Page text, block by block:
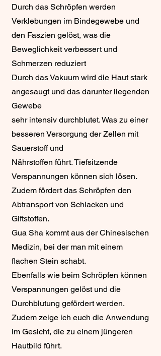
​Durch das Schröpfen werden
Verklebungen im Bindegewebe und
den Faszien gelöst, was die
Beweglichkeit verbessert und
Schmerzen reduziert
​Durch das Vakuum wird die Haut stark
angesaugt und das darunter liegenden
Gewebe
sehr intensiv durchblutet. Was zu einer
besseren Versorgung der Zellen mit
Sauerstoff und
Nährstoffen führt. Tiefsitzende
Verspannungen können sich lösen.
Zudem fördert das Schröpfen den
Abtransport von Schlacken und
Giftstoffen.
Gua Sha kommt aus der Chinesischen
Medizin, bei der man mit einem
flachen Stein schabt.
Ebenfalls wie beim Schröpfen können
Verspannungen gelöst und die
Durchblutung gefördert werden.
Zudem zeige ich euch die Anwendung
im Gesicht, die zu einem jüngeren
Hautbild führt.